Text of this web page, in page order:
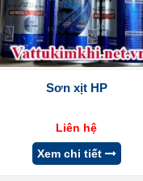
Sơn xịt HP
Liên hệ
Xem chi tiết